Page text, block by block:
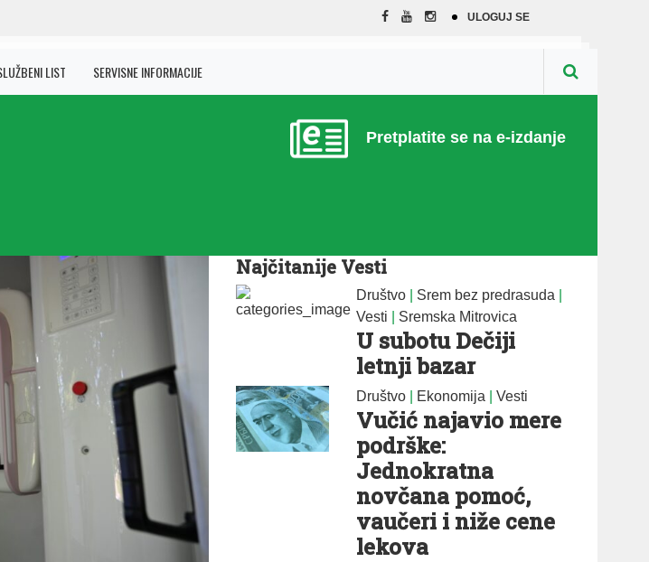
ULOGUJ SE
LIST SERVISNE INFORMACIJE
Pretplatite se na e-izdanje
Najčitanije Vesti
Društvo Srem bez predrasuda
Vesti
Sremska Mitrovica
U subotu Dečiji
letnji bazar
Društvo Ekonomija |Vesti
Vučić najavio mere
podrške:
Jednokratna
novčana pomoć,
vaučeri i niže cene
lekova